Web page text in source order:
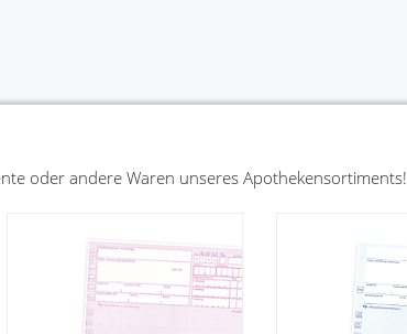
oder andere Waren unseres Apothekensortiments!